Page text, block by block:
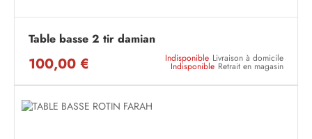
Table basse 2 tir damian
100,00 € Indisponible Livraison à domicile
Indisponible Retrait en magasin